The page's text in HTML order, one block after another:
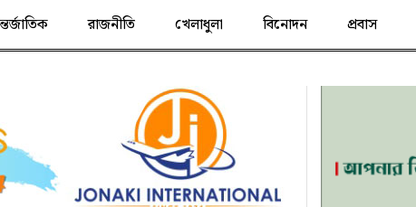
রাজনীতি খেলাধুলা বিনোদন প্রবাস